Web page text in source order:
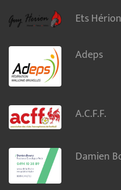
Ets Hérion
Adeps
A.C.F.F.
Damien